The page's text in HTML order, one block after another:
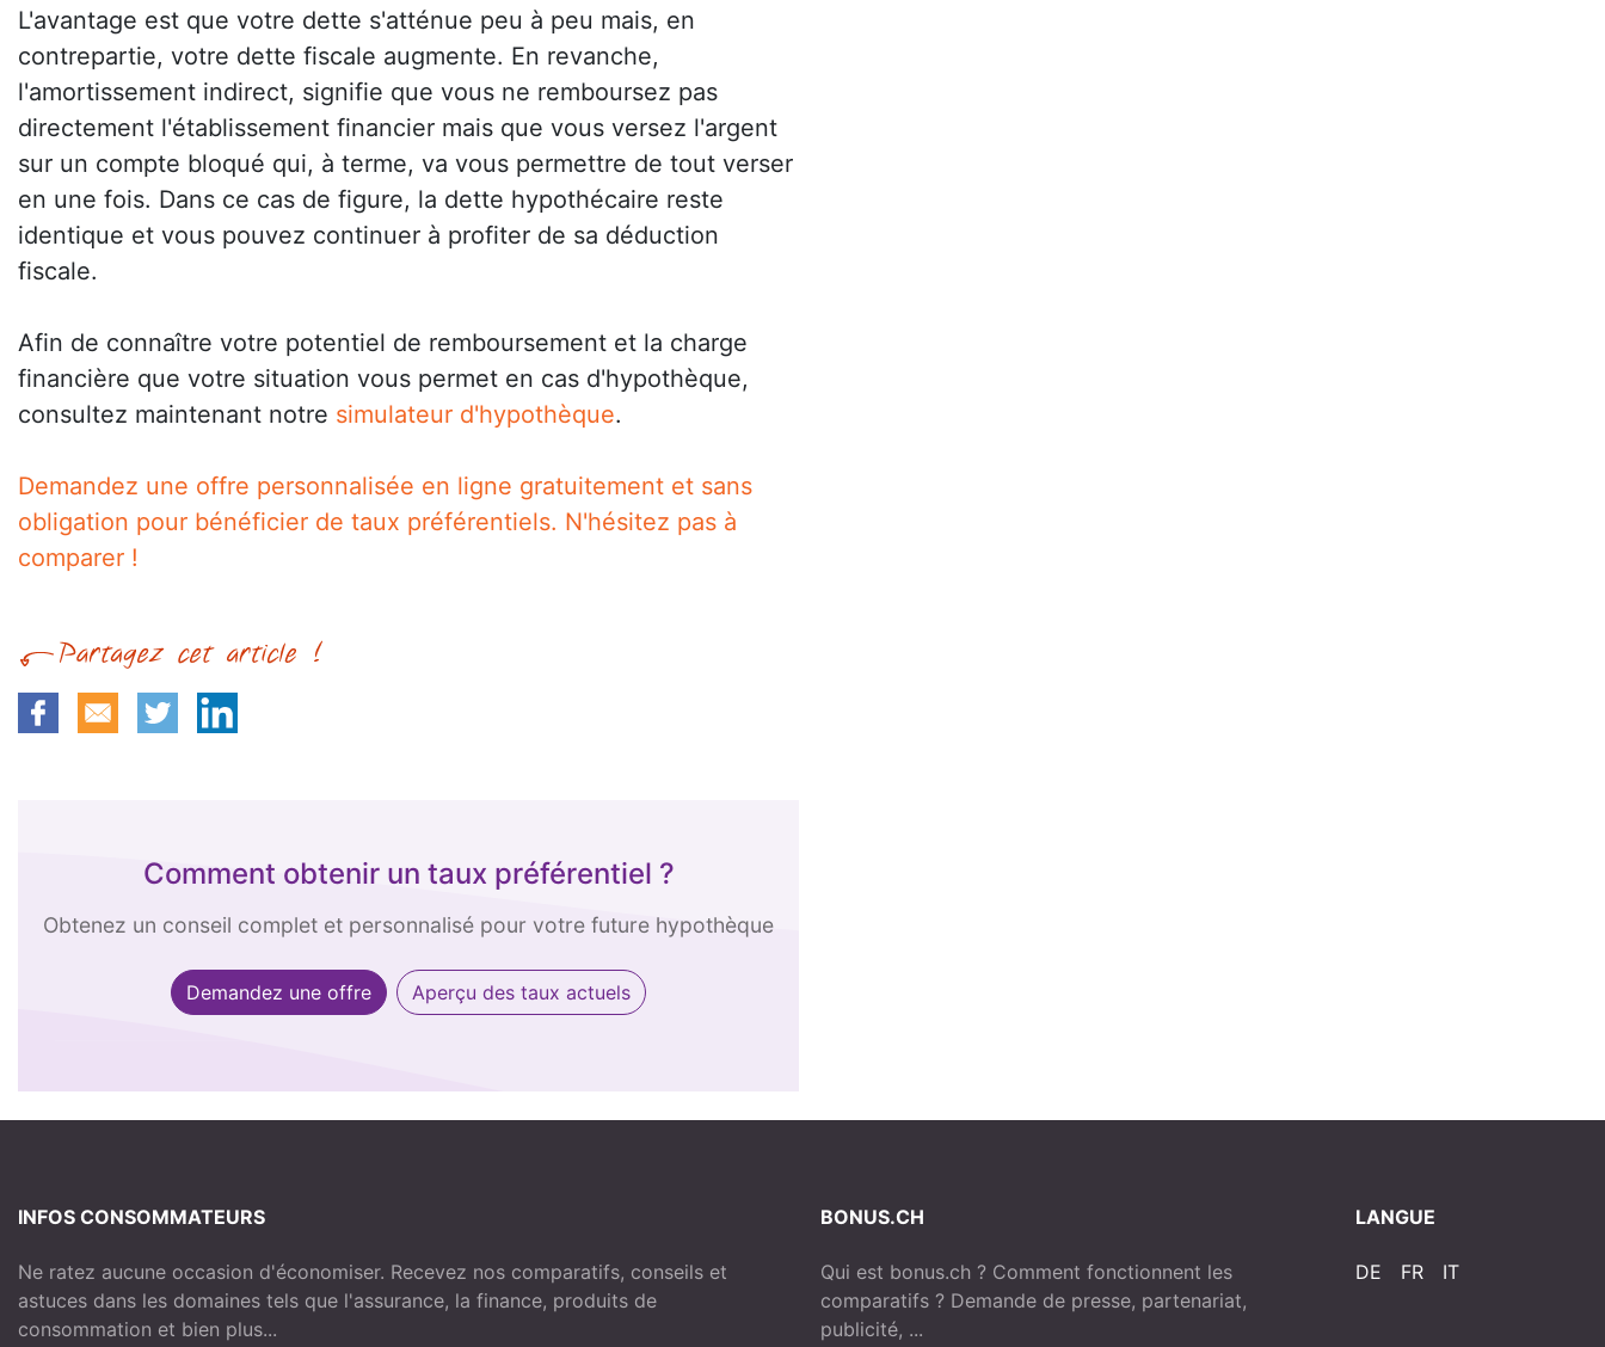
L'avantage est que votre dette s'atténue peu à peu mais, en
contrepartie, votre dette fiscale augmente. En revanche,
l'amortissement indirect, signifie que vous ne remboursez pas
directement l'établissement financier mais que vous versez l'argent
sur un compte bloqué qui, à terme, va vous permettre de tout verser
en une fois. Dans ce cas de figure, la dette hypothécaire reste
identique et vous pouvez continuer à profiter de sa déduction
fiscale.
Afin de connaître votre potentiel de remboursement et la charge
financière que votre situation vous permet en cas d'hypothèque,
consultez maintenant notre simulateur d'hypothèque.
Demandez une offre personnalisée en ligne gratuitement et sans
obligation pour bénéficier de taux préférentiels. N'hésitez pas à
comparer !
Comment obtenir un taux préférentiel ?
Obtenez un conseil complet et personnalisé pour votre future hypothèque
Demandez une offre Aperçu des taux actuels
INFOS CONSOMMATEURS
Ne ratez aucune occasion d'économiser. Recevez nos comparatifs, conseils et
astuces dans les domaines tels que l'assurance, la finance, produits de
consommation et bien plus...
BONUS.CH
Qui est bonus.ch ? Comment fonctionnent les
comparatifs ? Demande de presse, partenariat,
publicité, ...
LANGUE
DE FR IT